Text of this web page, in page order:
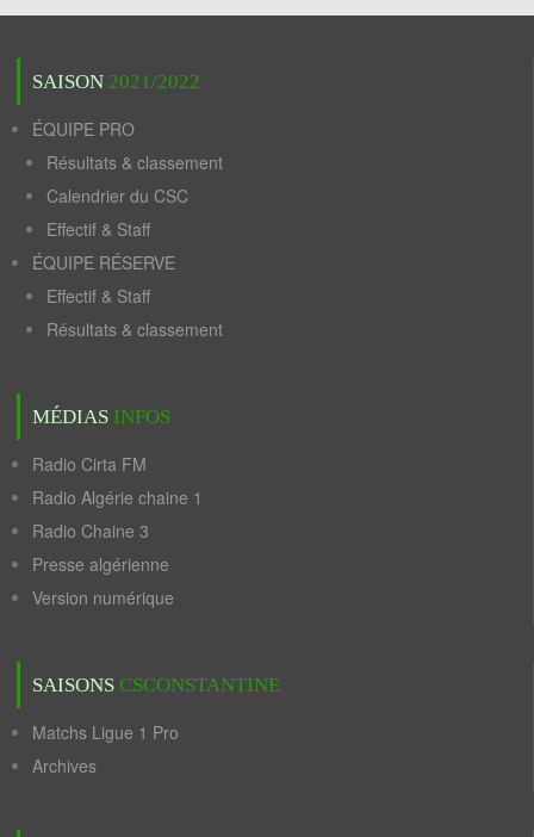
SAISON 2021/2022
ÉQUIPE PRO
Résultats & classement
Calendrier du CSC
Effectif & Staff
ÉQUIPE RÉSERVE
Effectif & Staff
Résultats & classement
MÉDIAS INFOS
Radio Cirta FM
Radio Algérie chaine 1
Radio Chaine 3
Presse algérienne
Version numérique
SAISONS CSCONSTANTINE
Matchs Ligue 1 Pro
Archives